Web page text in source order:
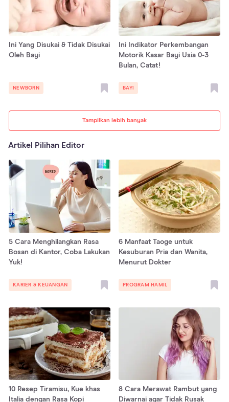
Tampilkan lebih banyak
Ini Yang Disukai & Tidak Disukai
Oleh Bayi
NEWBORN
Ini Indikator Perkembangan
Motorik Kasar Bayi Usia 0-3
Bulan, Catat!
BAYI
Artikel Pilihan Editor
5 Cara Menghilangkan Rasa
Bosan di Kantor, Coba Lakukan
Yuk!
KARIER & KEUANGAN
6 Manfaat Taoge untuk
Kesuburan Pria dan Wanita,
Menurut Dokter
PROGRAM HAMIL
10 Resep Tiramisu, Kue khas
Italia dengan Rasa Kopi
8 Cara Merawat Rambut yang
Diwarnai agar Tidak Rusak